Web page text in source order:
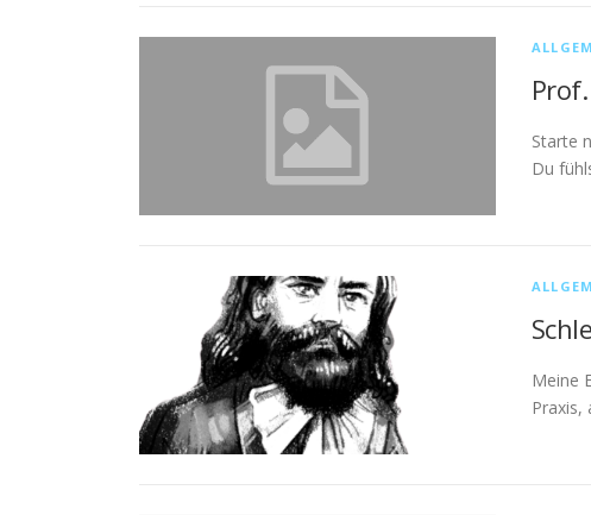
Starte
Du
Meine
Praxis,